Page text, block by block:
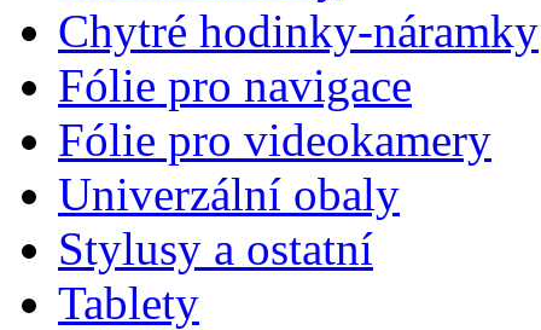
Chytré hodinky-náramky
Fólie pro navigace
Fólie pro videokamery
Univerzální obaly
Stylusy a ostatní
Tablety